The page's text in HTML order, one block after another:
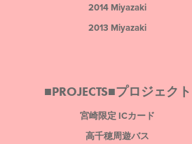
2014 Miyazaki
2013 Miyazaki
■PROJECTS■プロジェクト
宮崎限定 ICカード
高千穂周遊バス